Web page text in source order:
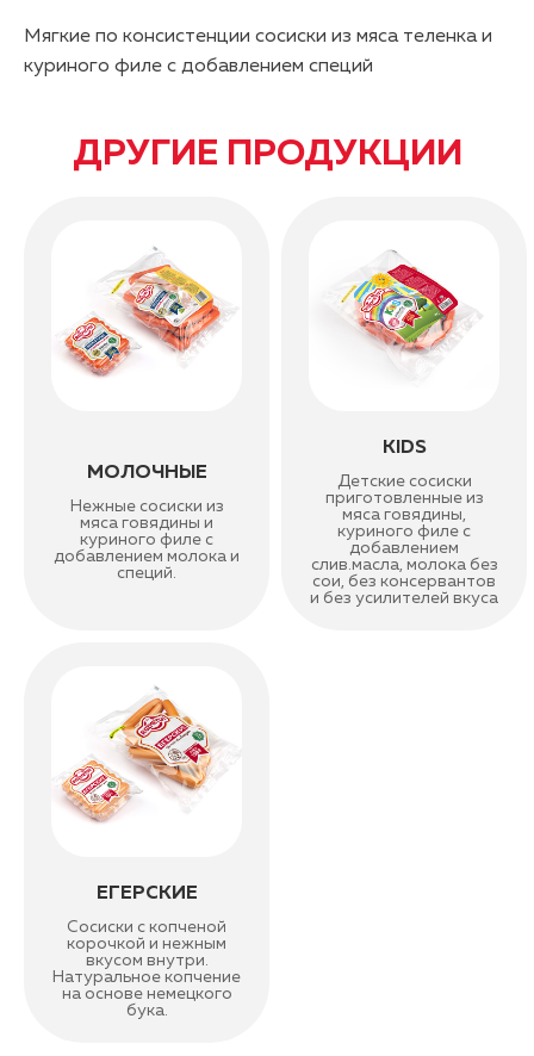
Мягкие по консистенции сосиски из мяса теленка и
куриного филе с добавлением специй
ДРУГИЕ ПРОДУКЦИИ
МОЛОЧНЫЕ
Нежные сосиски из
мяса говядины и
куриного филе с
добавлением молока и
специй.
KIDS
Детские сосиски
приготовленные из
мяса говядины,
куриного филе с
добавлением
слив.масла, молока без
сои, без консервантов
и без усилителей вкуса
ЕГЕРСКИЕ
Сосиски с копченой
корочкой и нежным
вкусом внутри.
Натуральное копчение
на основе немецкого
бука.